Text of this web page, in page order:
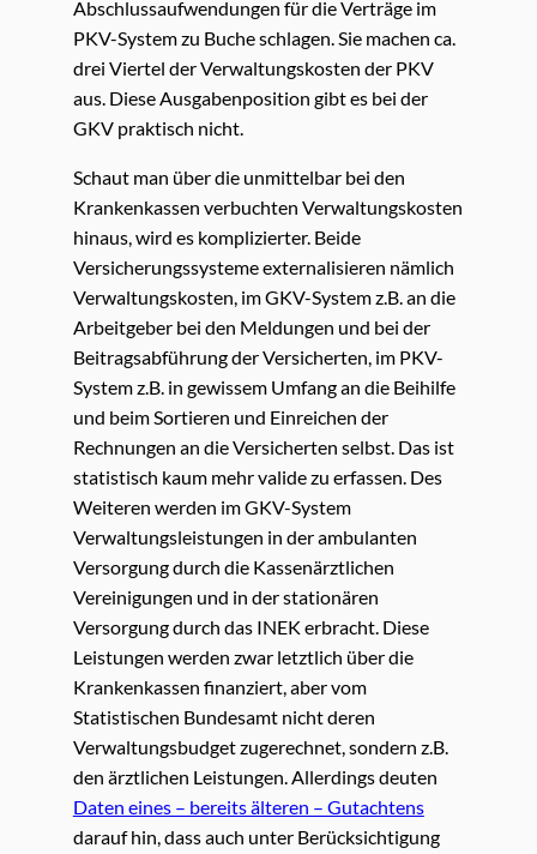
Abschlussaufwendungen für die Verträge im
PKV-System zu Buche schlagen. Sie machen ca.
drei Viertel der Verwaltungskosten der PKV
aus. Diese Ausgabenposition gibt es bei der
GKV praktisch nicht.
Schaut man über die unmittelbar bei den
Krankenkassen verbuchten Verwaltungskosten
hinaus, wird es komplizierter. Beide
Versicherungssysteme externalisieren nämlich
Verwaltungskosten, im GKV-System z.B. an die
Arbeitgeber bei den Meldungen und bei der
Beitragsabführung der Versicherten, im PKV-
System z.B. in gewissem Umfang an die Beihilfe
und beim Sortieren und Einreichen der
Rechnungen an die Versicherten selbst. Das ist
statistisch kaum mehr valide zu erfassen. Des
Weiteren werden im GKV-System
Verwaltungsleistungen in der ambulanten
Versorgung durch die Kassenärztlichen
Vereinigungen und in der stationären
Versorgung durch das INEK erbracht. Diese
Leistungen werden zwar letztlich über die
Krankenkassen finanziert, aber vom
Statistischen Bundesamt nicht deren
Verwaltungsbudget zugerechnet, sondern z.B.
den ärztlichen Leistungen. Allerdings deuten
Daten eines – bereits älteren – Gutachtens
darauf hin, dass auch unter Berücksichtigung